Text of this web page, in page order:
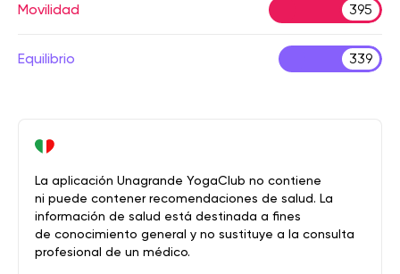
Movilidad 395
Equilibrio 339
La aplicación Unagrande YogaClub no contiene
ni puede contener recomendaciones de salud. La
información de salud está destinada a fines
de conocimiento general y no sustituye a la consulta
profesional de un médico.